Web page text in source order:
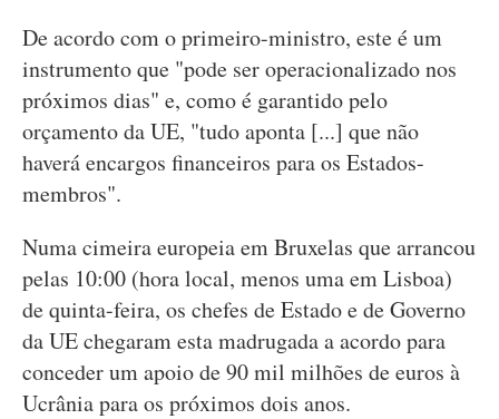
De acordo com o primeiro-ministro, este é um
instrumento que "pode ser operacionalizado nos
próximos dias" e, como é garantido pelo
orçamento da UE, "tudo aponta [...] que não
haverá encargos financeiros para os Estados-
membros".
Numa cimeira europeia em Bruxelas que arrancou
pelas 10:00 (hora local, menos uma em Lisboa)
de quinta-feira, os chefes de Estado e de Governo
da UE chegaram esta madrugada a acordo para
conceder um apoio de 90 mil milhões de euros à
Ucrânia para os próximos dois anos.